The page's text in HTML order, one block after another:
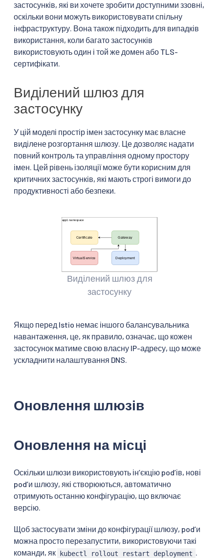
застосунків, які ви хочете зробити доступними ззовні,
оскільки вони можуть використовувати спільну
інфраструктуру. Вона також підходить для випадків
використання, коли багато застосунків
використовують один і той же домен або TLS-
сертифікати.
Виділений шлюз для
застосунку
У цій моделі простір імен застосунку має власне
виділене розгортання шлюзу. Це дозволяє надати
повний контроль та управління одному простору
імен. Цей рівень ізоляції може бути корисним для
критичних застосунків, які мають строгі вимоги до
продуктивності або безпеки.
Виділений шлюз для
застосунку
Якщо перед Istio немає іншого балансувальника
навантаження, це, як правило, означає, що кожен
застосунок матиме свою власну IP-адресу, що може
ускладнити налаштування DNS.
Оновлення шлюзів
Оновлення на місці
Оскільки шлюзи використовують інʼєкцію podʼів, нові
podʼи шлюзу, які створюються, автоматично
отримують останню конфігурацію, що включає
версію.
Щоб застосувати зміни до конфігурації шлюзу, podʼи
можна просто перезапустити, використовуючи такі
команди, як kubectl rollout restart deployment .